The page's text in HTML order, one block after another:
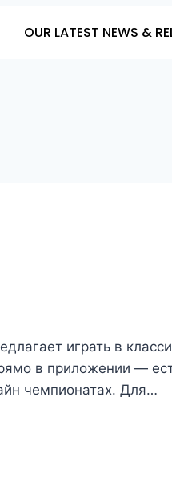
OUR LATEST NEWS &
играть в
в приложении —
чемпионатах. Для…